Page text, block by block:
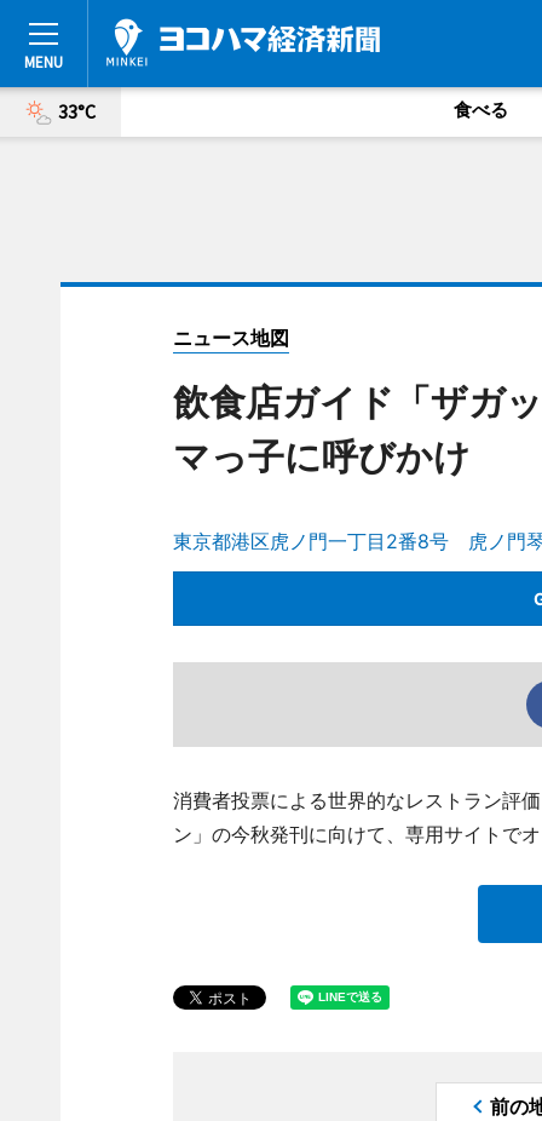
33°C 食べる
ニュース地図
飲食店ガイド「ザガ
マっ子に呼びかけ
東京都港区虎ノ門一丁目2番8号 虎ノ門
消費者投票による世界的なレストラン評
ン」の今秋発刊に向けて、専用サイトで
前の